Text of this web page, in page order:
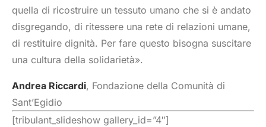
quella di ricostruire un tessuto umano che si è andato
disgregando, di ritessere una rete di relazioni umane,
di restituire dignità. Per fare questo bisogna suscitare
una cultura della solidarietà».
Andrea Riccardi, Fondazione della Comunità di
Sant’Egidio
[tribulant_slideshow gallery_id=”4″]